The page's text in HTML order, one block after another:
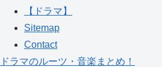
【ドラマ】
Sitemap
Contact
ドラマのルーツ・音楽まとめ！